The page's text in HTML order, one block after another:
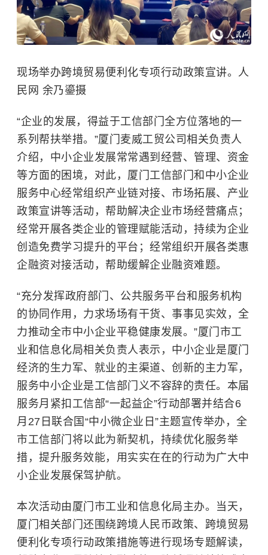
现场举办跨境贸易便利化专项行动政策宣讲。人
民网 余乃鎏摄
“企业的发展，得益于工信部门全方位落地的一
系列帮扶举措。”厦门麦威工贸公司相关负责人
介绍，中小企业发展常常遇到经营、管理、资金
等方面的困境，对此，厦门工信部门和中小企业
服务中心经常组织产业链对接、市场拓展、产业
政策宣讲等活动，帮助解决企业市场经营痛点；
经常开展各类企业的管理赋能活动，持续为企业
创造免费学习提升的平台；经常组织开展各类惠
企融资对接活动，帮助缓解企业融资难题。
“充分发挥政府部门、公共服务平台和服务机构
的协同作用，力求场场有干货、事事见实效，全
力推动全市中小企业平稳健康发展。”厦门市工
业和信息化局相关负责人表示，中小企业是厦门
经济的生力军、就业的主渠道、创新的主力军，
服务中小企业是工信部门义不容辞的责任。本届
服务月紧扣工信部“一起益企”行动部署并结合6
月27日联合国“中小微企业日”主题宣传举办，全
市工信部门将以此为新契机，持续优化服务举
措，提升服务效能，用实实在在的行动为广大中
小企业发展保驾护航。
本次活动由厦门市工业和信息化局主办。当天，
厦门相关部门还围绕跨境人民币政策、跨境贸易
便利化专项行动政策措施等进行现场专题解读，